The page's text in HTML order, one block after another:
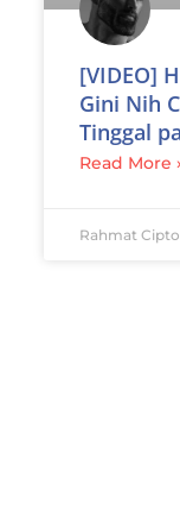
[VIDEO]
Gini Nih
Tinggal
Read More
Rahmat Cipto